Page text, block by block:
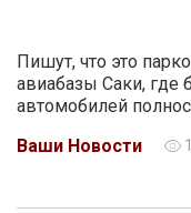
Пишут, что это
авиабазы Саки, где
автомобилей
Ваши Новости